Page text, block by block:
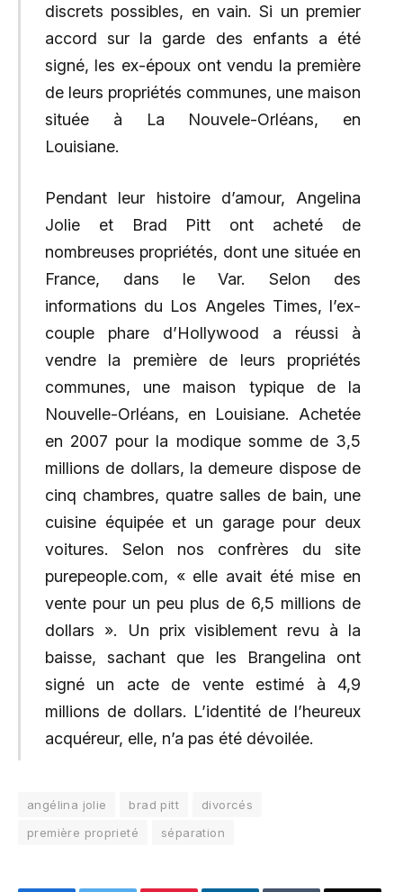
discrets possibles, en vain. Si un premier
accord sur la garde des enfants a été
signé, les ex-époux ont vendu la première
de leurs propriétés communes, une maison
située à La Nouvele-Orléans, en
Louisiane.
Pendant leur histoire d’amour, Angelina
Jolie et Brad Pitt ont acheté de
nombreuses propriétés, dont une située en
France, dans le Var. Selon des
informations du Los Angeles Times, l’ex-
couple phare d’Hollywood a réussi à
vendre la première de leurs propriétés
communes, une maison typique de la
Nouvelle-Orléans, en Louisiane. Achetée
en 2007 pour la modique somme de 3,5
millions de dollars, la demeure dispose de
cinq chambres, quatre salles de bain, une
cuisine équipée et un garage pour deux
voitures. Selon nos confrères du site
purepeople.com, « elle avait été mise en
vente pour un peu plus de 6,5 millions de
dollars ». Un prix visiblement revu à la
baisse, sachant que les Brangelina ont
signé un acte de vente estimé à 4,9
millions de dollars. L’identité de l’heureux
acquéreur, elle, n’a pas été dévoilée.
angélina jolie brad pitt
divorcés
première proprieté
séparation